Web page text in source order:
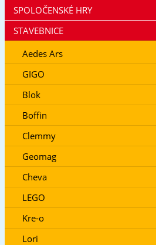
SPOLOČENSKÉ HRY
STAVEBNICE
Aedes Ars
GIGO
Blok
Boffin
Clemmy
Geomag
Cheva
LEGO
Kre-o
Lori